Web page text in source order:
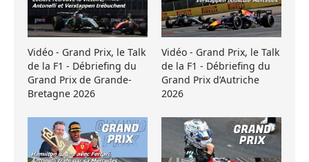
Vidéo - Grand Prix, le Talk
de la F1 - Débriefing du
Grand Prix de Grande-
Bretagne 2026
Vidéo - Grand Prix, le Talk
de la F1 - Débriefing du
Grand Prix d’Autriche
2026